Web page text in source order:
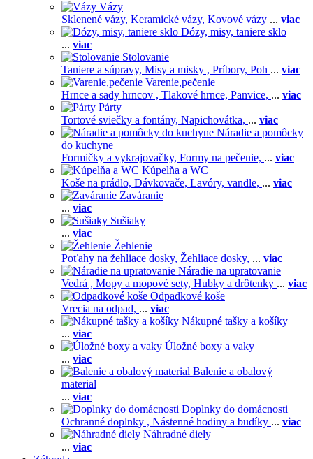
Vázy
Sklenené vázy, Keramické vázy, Kovové vázy ... viac
Dózy, misy, taniere sklo
... viac
Stolovanie
Taniere a súpravy, Misy a misky , Príbory, Poh ... viac
Varenie,pečenie
Hrnce a sady hrncov , Tlakové hrnce, Panvice, ... viac
Párty
Tortové sviečky a fontány, Napichovátka, ... viac
Náradie a pomôcky
do kuchyne
Formičky a vykrajovačky, Formy na pečenie, ... viac
Kúpelňa a WC
Koše na prádlo, Dávkovače, Lavóry, vandle, ... viac
Zaváranie
... viac
Sušiaky
... viac
Žehlenie
Poťahy na žehliace dosky, Žehliace dosky, ... viac
Náradie na upratovanie
Vedrá , Mopy a mopové sety, Hubky a drôtenky ... viac
Odpadkové koše
Vrecia na odpad, ... viac
Nákupné tašky a košíky
... viac
Úložné boxy a vaky
... viac
Balenie a obalový
material
... viac
Doplnky do domácnosti
Ochranné doplnky , Nástenné hodiny a budíky ... viac
Náhradné diely
... viac